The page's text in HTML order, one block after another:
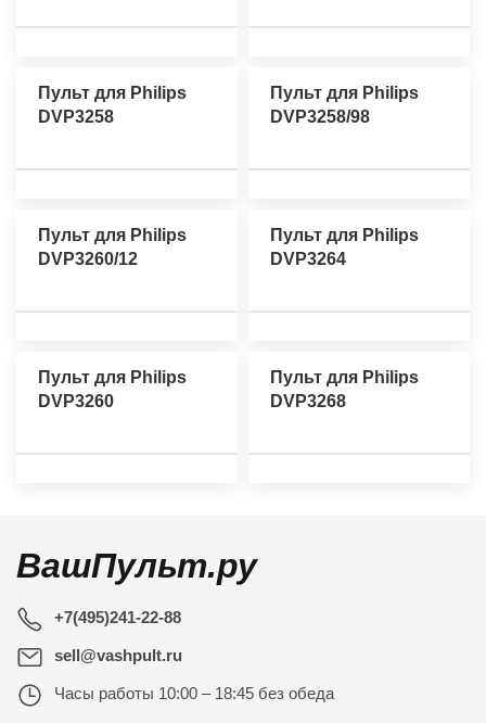
Пульт для Philips
DVP3258
Пульт для Philips
DVP3258/98
Пульт для Philips
DVP3260/12
Пульт для Philips
DVP3264
Пульт для Philips
DVP3260
Пульт для Philips
DVP3268
ВашПульт.ру
+7(495)241-22-88
sell@vashpult.ru
Часы работы 10:00 – 18:45 без обеда